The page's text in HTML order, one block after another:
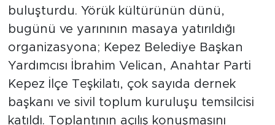
buluşturdu. Yörük kültürünün dünü,
bugünü ve yarınının masaya yatırıldığı
organizasyona; Kepez Belediye Başkan
Yardımcısı İbrahim Velican, Anahtar Parti
Kepez İlçe Teşkilatı, çok sayıda dernek
başkanı ve sivil toplum kuruluşu temsilcisi
katıldı. ​Toplantının açılış konuşmasını